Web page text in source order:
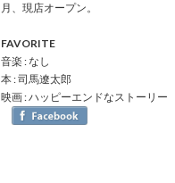
月、現店オープン。
FAVORITE
音楽 : なし
本 : 司馬遼太郎
映画 : ハッピーエンドなストーリー